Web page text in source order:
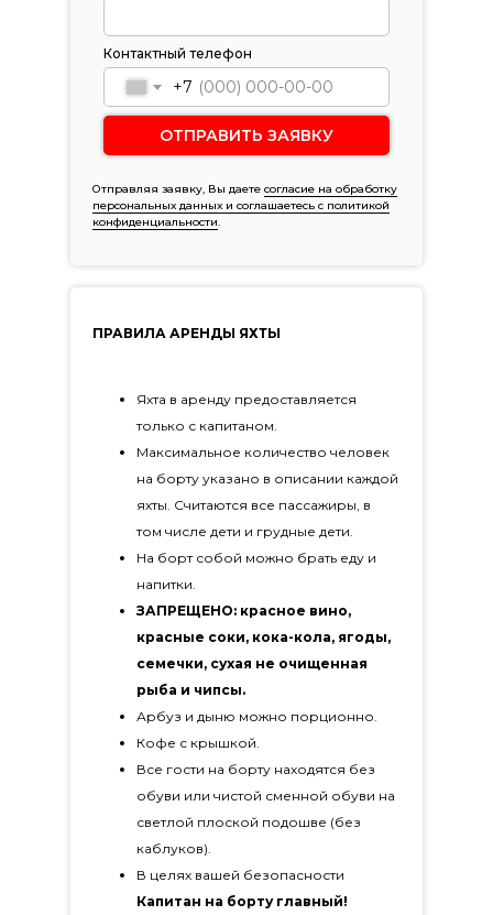
Контактный телефон
+7
ОТПРАВИТЬ ЗАЯВКУ
Отправляя заявку, Вы даете согласие на обработку
персональных данных и соглашаетесь c политикой
конфиденциальности.
ПРАВИЛА АРЕНДЫ ЯХТЫ
Яхта в аренду предоставляется
только с капитаном.
Максимальное количество человек
на борту указано в описании каждой
яхты. Считаются все пассажиры, в
том числе дети и грудные дети.
На борт собой можно брать еду и
напитки.
ЗАПРЕЩЕНО: красное вино,
красные соки, кока-кола, ягоды,
семечки, сухая не очищенная
рыба и чипсы.
Арбуз и дыню можно порционно.
Кофе с крышкой.
Все гости на борту находятся без
обуви или чистой сменной обуви на
светлой плоской подошве (без
каблуков).
В целях вашей безопасности
Капитан на борту главный!